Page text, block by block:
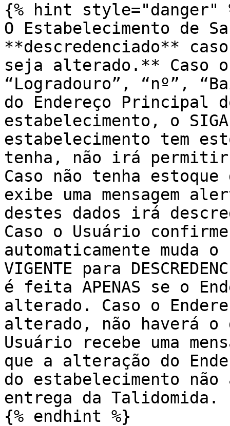
{% hint style="danger"
O Estabelecimento de
**descredenciado**
seja alterado.** Caso
“Logradouro”, “nº”,
do Endereço Principal
estabelecimento, o
estabelecimento tem
tenha, não irá permitir
Caso não tenha
exibe uma mensagem
destes dados irá
Caso o Usuário
automaticamente muda
VIGENTE para
é feita APENAS se o
alterado. Caso o
alterado, não haverá o
Usuário recebe uma
que a alteração do
do estabelecimento
entrega da Talidomida.
{% endhint %}